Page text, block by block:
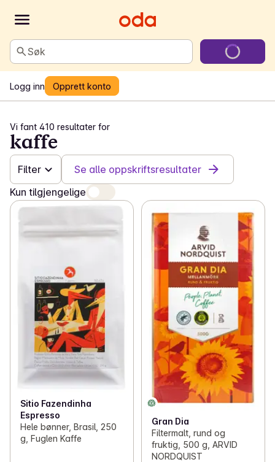
Søk
Logg inn Opprett konto
Vi fant 410 resultater for
kaffe
Filter
Se alle oppskriftsresultater
Kun tilgjengelige
Sitio Fazendinha
Espresso
Hele bønner, Brasil, 250
g, Fuglen Kaffe
Gran Dia
Filtermalt, rund og
fruktig, 500 g, ARVID
NORDQUIST